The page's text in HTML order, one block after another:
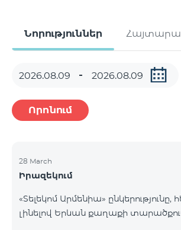
Նորություններ
Որոնում
28 March
Իրազեկում
«Տելեկոմ Արմենիա»
լինելով Երևան քաղաքի